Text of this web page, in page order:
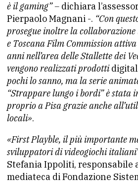
è il gaming” – dichiara
Pierpaolo Magnani -. “Con
prosegue inoltre la
e Toscana Film Commission
anni nell’area delle Stallette dei
vengono realizzati prodotti
pochi lo sanno, ma la serie
“Strappare lungo i bordi” è stata
proprio a Pisa grazie anche
locali».
«First Playble, il più importante
sviluppatori di videogiochi
Stefania Ippoliti, responsabile
mediateca di Fondazione